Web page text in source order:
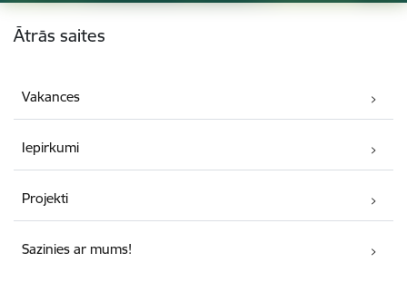
Kājene
Ātrās saites
Vakances
Iepirkumi
Projekti
Sazinies ar mums!